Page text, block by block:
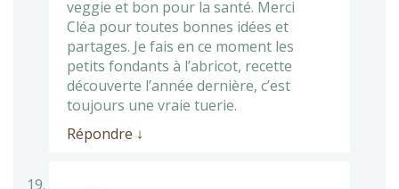
veggie et bon pour la santé. Merci
Cléa pour toutes bonnes idées et
partages. Je fais en ce moment les
petits fondants à l’abricot, recette
découverte l’année dernière, c’est
toujours une vraie tuerie.
Répondre ↓